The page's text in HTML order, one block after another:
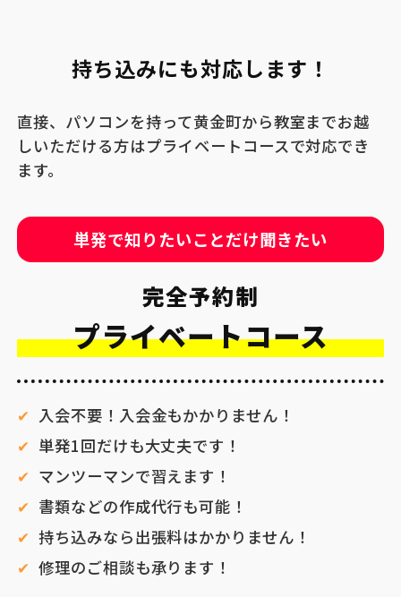
持ち込みにも対応します！
直接、パソコンを持って黄金町から教室までお越
しいただける方はプライベートコースで対応でき
ます。
単発で知りたいことだけ聞きたい
完全予約制
プライベートコース
入会不要！入会金もかかりません！
単発1回だけも大丈夫です！
マンツーマンで習えます！
書類などの作成代行も可能！
持ち込みなら出張料はかかりません！
修理のご相談も承ります！